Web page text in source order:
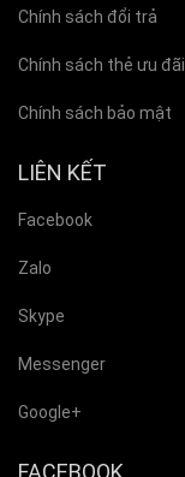
Chính sách đổi trả
Chính sách thẻ ưu đãi
Chính sách bảo mật
LIÊN KẾT
Facebook
Zalo
Skype
Messenger
Google+
FACEBOOK